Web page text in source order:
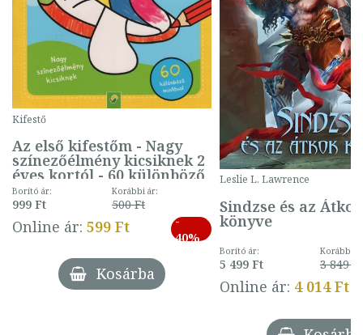
Kifestő
Az első kifestőm - Nagy
színezőélmény kicsiknek 2
éves kortól - 60 különböző
mintával (gombás)
Borító ár:
999 Ft
Korábbi ár:
500 Ft
Online ár: 599 Ft
-
40%
Kosárba
Leslie L. Lawrence
Sindzse és az Átkok
könyve
Borító ár:
5 499 Ft
Korábbi
3 849 Ft
Online ár: 4 014 Ft